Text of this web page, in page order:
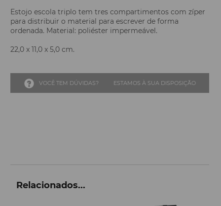
Estojo escola triplo tem tres compartimentos com zíper
para distribuir o material para escrever de forma
ordenada. Material: poliéster impermeável.
22,0 x 11,0 x 5,0 cm.
VOCÊ TEM DÚVIDAS? ESTAMOS À SUA DISPOSIÇÃO
Relacionados...